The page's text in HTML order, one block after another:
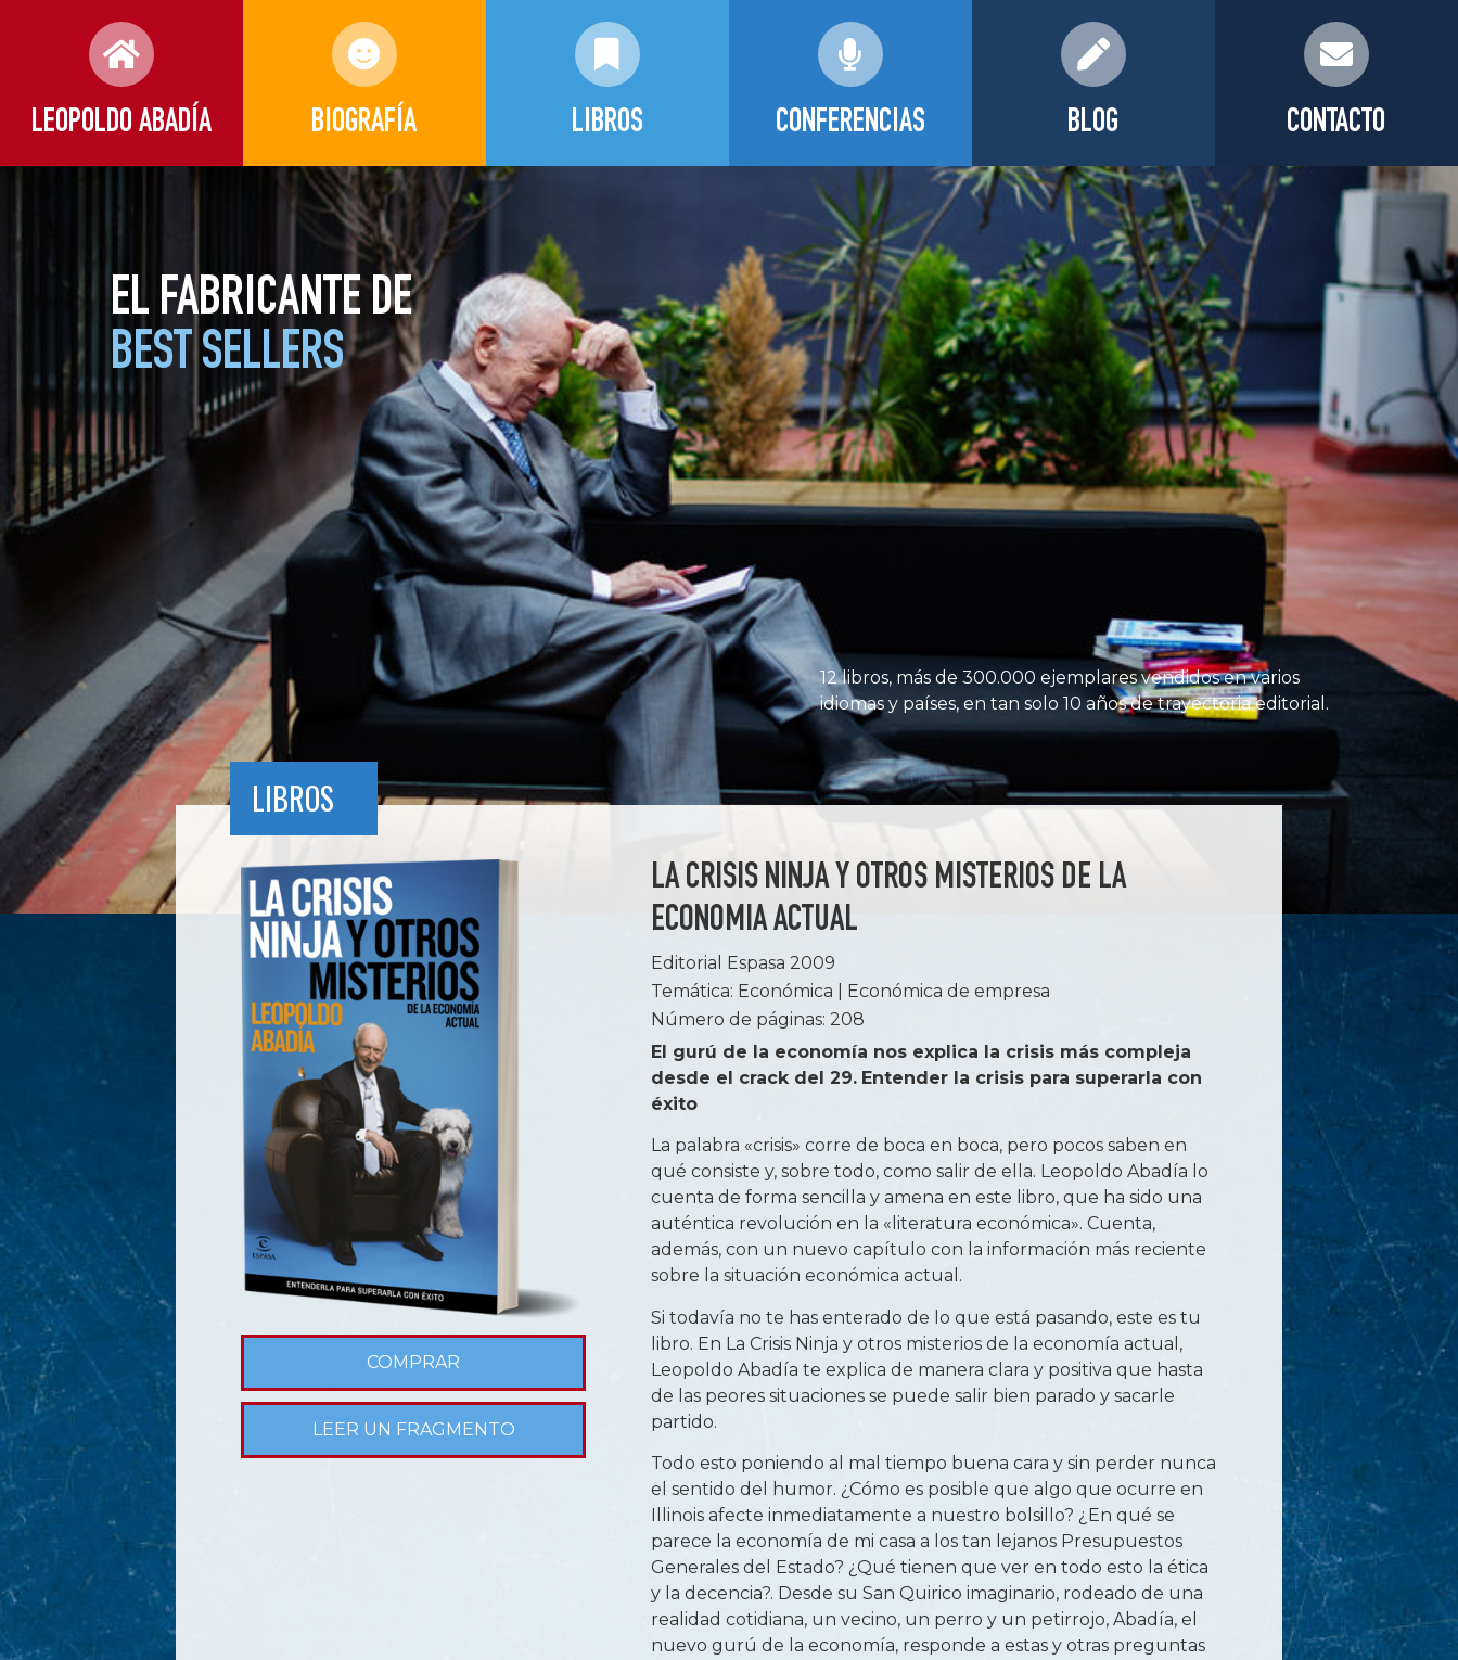
LEOPOLDO ABADÍA BIOGRAFÍA LIBROS CONFERENCIAS BLOG CONTACTO
EL FABRICANTE DE
BEST SELLERS
12 libros, más de 300.000 ejemplares vendidos en varios
idiomas y países, en tan solo 10 años de trayectoria editorial.
LIBROS
COMPRAR
LEER UN FRAGMENTO
LA CRISIS NINJA Y OTROS MISTERIOS DE LA
ECONOMIA ACTUAL
Editorial Espasa 2009
Temática: Económica
Económica de empresa
Número de páginas: 208
El gurú de la economía nos explica la crisis más compleja
desde el crack del 29. Entender la crisis para superarla con
éxito
La palabra «crisis» corre de boca en boca, pero pocos saben en
qué consiste y, sobre todo, como salir de ella. Leopoldo Abadía lo
cuenta de forma sencilla y amena en este libro, que ha sido una
auténtica revolución en la «literatura económica». Cuenta,
además, con un nuevo capítulo con la información más reciente
sobre la situación económica actual.
Si todavía no te has enterado de lo que está pasando, este es tu
libro. En La Crisis Ninja y otros misterios de la economía actual,
Leopoldo Abadía te explica de manera clara y positiva que hasta
de las peores situaciones se puede salir bien parado y sacarle
partido.
Todo esto poniendo al mal tiempo buena cara y sin perder nunca
el sentido del humor. ¿Cómo es posible que algo que ocurre en
Illinois afecte inmediatamente a nuestro bolsillo? ¿En qué se
parece la economía de mi casa a los tan lejanos Presupuestos
Generales del Estado? ¿Qué tienen que ver en todo esto la ética
y la decencia?. Desde su San Quirico imaginario, rodeado de una
realidad cotidiana, un vecino, un perro y un petirrojo, Abadía, el
nuevo gurú de la economía, responde a estas y otras preguntas